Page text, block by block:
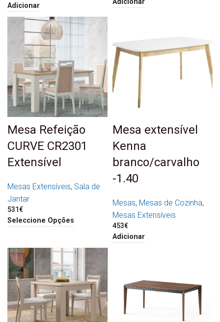
Adicionar Adicionar
Mesa Refeição
CURVE CR2301
Extensível
Mesas Extensíveis, Sala de
Jantar
531€
Seleccione Opções
Mesa extensível
Kenna
branco/carvalho
-1.40
Mesas, Mesas de Cozinha,
Mesas Extensíveis
453€
Adicionar